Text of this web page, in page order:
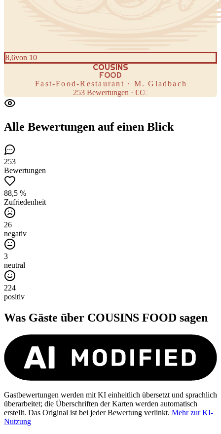
8,6von 10
COUSINS
FOOD
Fast-Food-Restaurant · M. Gladbach
253 Bewertungen ·€€€
Alle Bewertungen auf einen Blick
253
Bewertungen
88,5 %
Zufriedenheit
26
negativ
3
neutral
224
positiv
Was Gäste über COUSINS FOOD sagen
Gastbewertungen werden mit KI einheitlich übersetzt und sprachlich
überarbeitet; die Überschriften der Karten werden automatisch
erstellt. Das Original ist bei jeder Bewertung verlinkt. Mehr zur KI-
Nutzung